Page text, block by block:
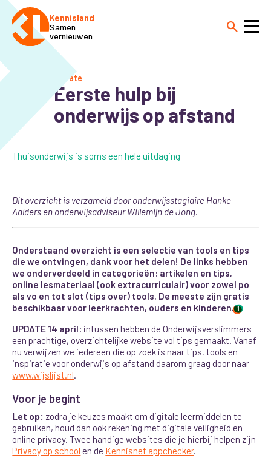
Kennisland
Samen
vernieuwen
Update
Eerste hulp bij
onderwijs op afstand
Thuisonderwijs is soms een hele uitdaging
Dit overzicht is verzameld door onderwijsstagiaire Hanke
Aalders en onderwijsadviseur Willemijn de Jong.
Onderstaand overzicht is een selectie van tools en tips
die we ontvingen, dank voor het delen! De links hebben
we onderverdeeld in categorieën: artikelen en tips,
online lesmateriaal (ook extracurriculair) voor zowel po
als vo en tot slot (tips over) tools. De meeste zijn gratis
beschikbaar voor leerkrachten, ouders en kinderen. 1
UPDATE 14 april: intussen hebben de Onderwijsverslimmers
een prachtige, overzichtelijke website vol tips gemaakt. Vanaf
nu verwijzen we iedereen die op zoek is naar tips, tools en
inspiratie voor onderwijs op afstand daarom graag door naar
www.wijslijst.nl
Voor je begint
Let op: zodra je keuzes maakt om digitale leermiddelen te
gebruiken, houd dan ook rekening met digitale veiligheid en
online privacy. Twee handige websites die je hierbij helpen zijn
Privacy op school en de Kennisnet appchecker.